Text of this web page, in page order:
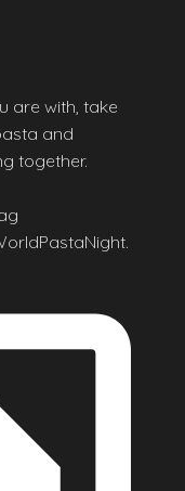
are with, take
and
together.